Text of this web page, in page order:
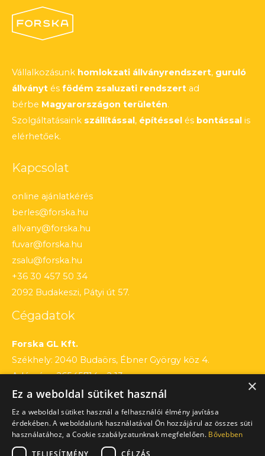
Vállalkozásunk homlokzati állványrendszert, guruló
állványt és födém zsaluzati rendszert ad
bérbe Magyarországon területén.
Szolgáltatásaink szállítással, építéssel és bontással is
elérhetőek.
Kapcsolat
online ajánlatkérés
berles@forska.hu
allvany@forska.hu
fuvar@forska.hu
zsalu@forska.hu
+36 30 457 50 34
2092 Budakeszi, Pátyi út 57.
Cégadatok
Forska GL Kft.
Székhely: 2040 Budaörs, Ébner György köz 4.
Adószám: 26545714 – 2 13
Cégjegyzékszám: 13 – 09 – 195803
Számlaszám: 12010154 – 01660751 – 00100001
×
Ez a weboldal sütiket használ
Ez a weboldal sütiket használ a felhasználói élmény javítása
érdekében. A weboldalunk használatával Ön hozzájárul az összes süti
használatához, a Cookie szabályzatunknak megfelelően. Bővebben
TELJESÍTMÉNY
CÉLZÁS